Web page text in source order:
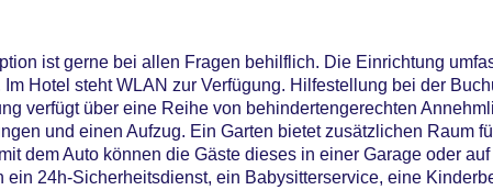
ist gerne bei allen Fragen behilflich. Die Einrichtung
Hotel steht WLAN zur Verfügung. Hilfestellung bei der
verfügt über eine Reihe von behindertengerechten
und einen Aufzug. Ein Garten bietet zusätzlichen Raum
dem Auto können die Gäste dieses in einer Garage oder
24h-Sicherheitsdienst, ein Babysitterservice, eine